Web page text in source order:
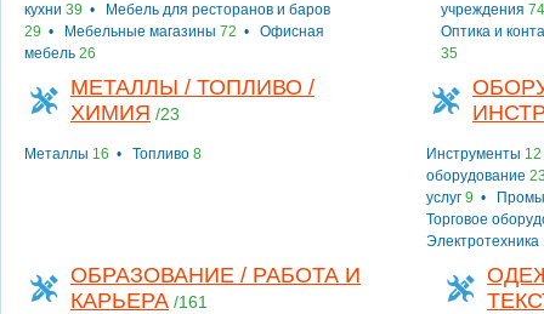
кухни 39 •
Мебель для ресторанов и баров
29 • Мебельные магазины 72 • Офисная
мебель 26
учреждения 74
Оптика и
35
МЕТАЛЛЫ / ТОПЛИВО /
ХИМИЯ /23
Металлы 16 • Топливо 8 Инструменты 12
оборудование
услуг 9 •
Торговое
Электротехника
ОБРАЗОВАНИЕ / РАБОТА И
КАРЬЕРА /161